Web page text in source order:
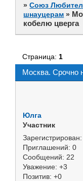
»Союз
шнауцерам »
кобелю цверга
Москва. Срочно
Страница: 1
Юлга
Участник
Зарегистрирован
Приглашений: 0
Сообщений: 22
Уважение: +3
Позитив: +0